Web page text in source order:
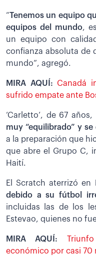
“Tenemos un equipo
equipos del mundo,
un equipo con
confianza absoluta de
mundo”, agregó.
MIRA AQUÍ: Canadá
sufrido empate ante
‘Carletto’, de 67
muy “equilibrado” y
a la preparación que
que abre el Grupo C,
Haití.
El Scratch aterrizó en
debido a su fútbol
incluidas las de los
Estevao, quienes no
MIRA AQUÍ:
económico por casi 70